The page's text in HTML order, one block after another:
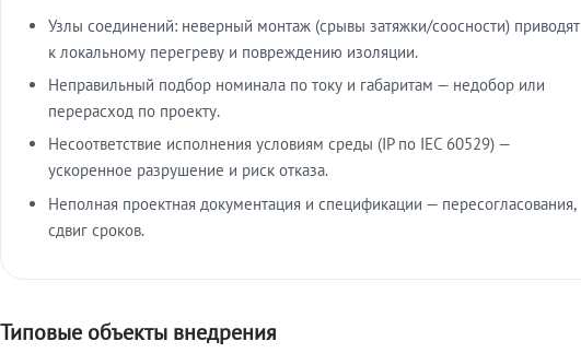
Узлы соединений: неверный монтаж (срывы затяжки/соосности) приводят
к локальному перегреву и повреждению изоляции.
Неправильный подбор номинала по току и габаритам — недобор или
перерасход по проекту.
Несоответствие исполнения условиям среды (IP по IEC 60529) —
ускоренное разрушение и риск отказа.
Неполная проектная документация и спецификации — пересогласования,
сдвиг сроков.
Типовые объекты внедрения